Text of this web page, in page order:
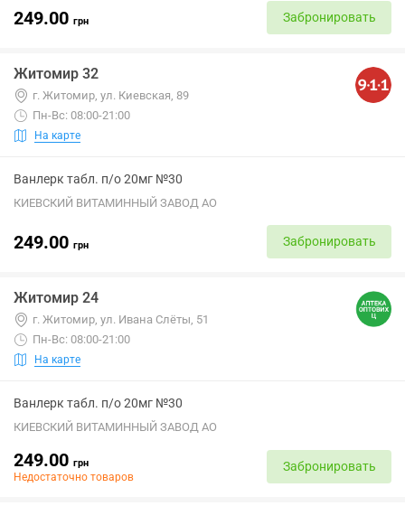
249.00 грн Забронировать
Житомир 32
г. Житомир, ул. Киевская, 89
Пн-Вс: 08:00-21:00
На карте
Ванлерк табл. п/о 20мг №30
КИЕВСКИЙ ВИТАМИННЫЙ ЗАВОД АО
249.00 грн Забронировать
Житомир 24
г. Житомир, ул. Ивана Слёты, 51
Пн-Вс: 08:00-21:00
На карте
Ванлерк табл. п/о 20мг №30
КИЕВСКИЙ ВИТАМИННЫЙ ЗАВОД АО
249.00 грн
Недостаточно товаров
Забронировать